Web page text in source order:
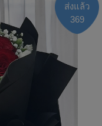
ส่งแล้ว
369